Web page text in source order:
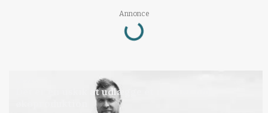
Annonce
Loading...
Det er en uskik at udlægge et røgslør om